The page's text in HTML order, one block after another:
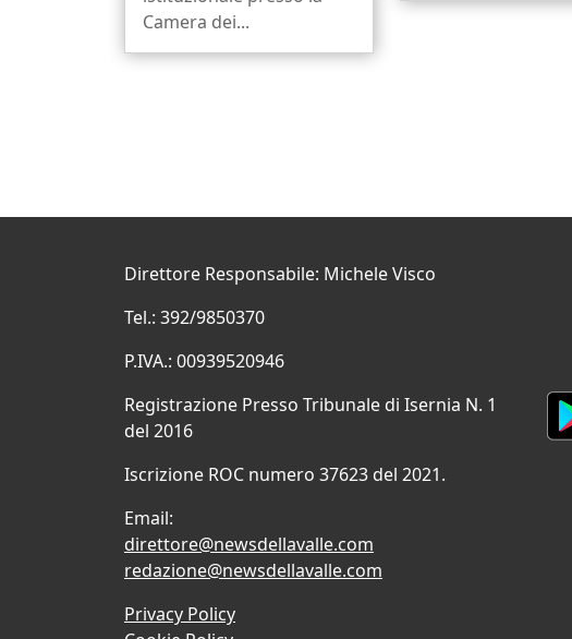
Camera dei...
Direttore Responsabile: Michele Visco
Tel.: 392/9850370
P.IVA.: 00939520946
Registrazione Presso Tribunale di Isernia N. 1
del 2016
Iscrizione ROC numero 37623 del 2021.
Email:
direttore@newsdellavalle.com
redazione@newsdellavalle.com
Privacy Policy